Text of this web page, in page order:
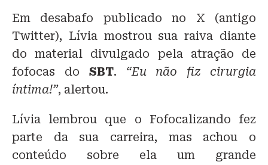
Em desabafo publicado no X (antigo
Twitter), Lívia mostrou sua raiva diante
do material divulgado pela atração de
fofocas do SBT. “Eu não fiz cirurgia
íntima!”, alertou.
Lívia lembrou que o Fofocalizando fez
parte da sua carreira, mas achou o
conteúdo sobre ela um grande